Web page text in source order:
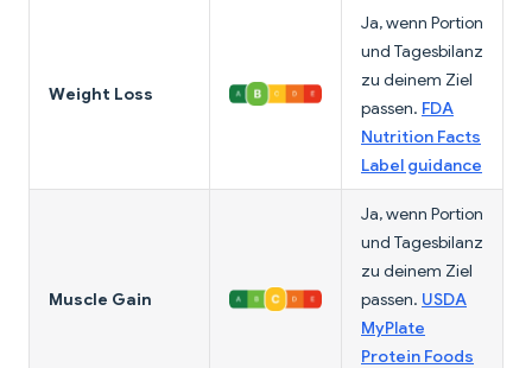
Weight Loss
Ja, wenn Portion
und Tagesbilanz
zu deinem Ziel
passen. FDA
Nutrition Facts
Label guidance
Muscle Gain
Ja, wenn Portion
und Tagesbilanz
zu deinem Ziel
passen. USDA
MyPlate
Protein Foods